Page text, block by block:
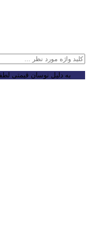
به دلیل نوسان قیمتی